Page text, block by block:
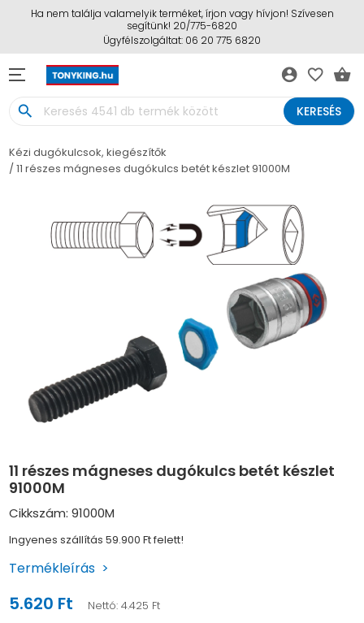
Ha nem találja valamelyik terméket, írjon vagy hívjon! Szívesen
segítünk! 20/775-6820
Ügyfélszolgáltat: 06 20 775 6820
account_circle favorite_border shopping_basket
search KERESÉS
Kézi dugókulcsok, kiegészítők
11 részes mágneses dugókulcs betét készlet 91000M
11 részes mágneses dugókulcs betét készlet
91000M
Cikkszám: 91000M
Ingyenes szállítás 59.900 Ft felett!
Termékleírás
5.620 Ft Nettó: 4.425 Ft